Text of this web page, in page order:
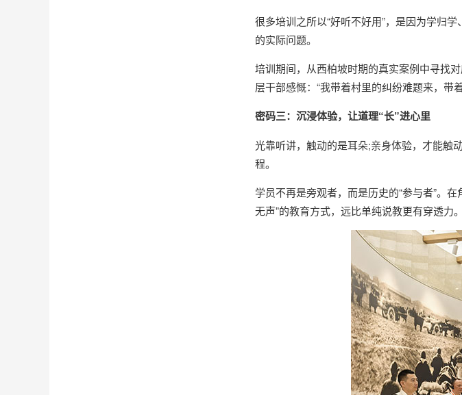
很多培训之所以“好听不好用”，是因为学归学
的实际问题。
培训期间，从西柏坡时期的真实案例中寻找
层干部感慨：“我带着村里的纠纷难题来，带
密码三：沉浸体验，让道理“长”进心里
光靠听讲，触动的是耳朵;亲身体验，才能触
程。
学员不再是旁观者，而是历史的“参与者”。
无声”的教育方式，远比单纯说教更有穿透力。